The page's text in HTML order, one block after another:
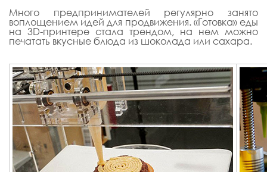
Много предпринимателей регулярно занято
воплощением идей для продвижения. «Готовка» еды
на 3D-принтере стала трендом, на нем можно
печатать вкусные блюда из шоколада или сахара.